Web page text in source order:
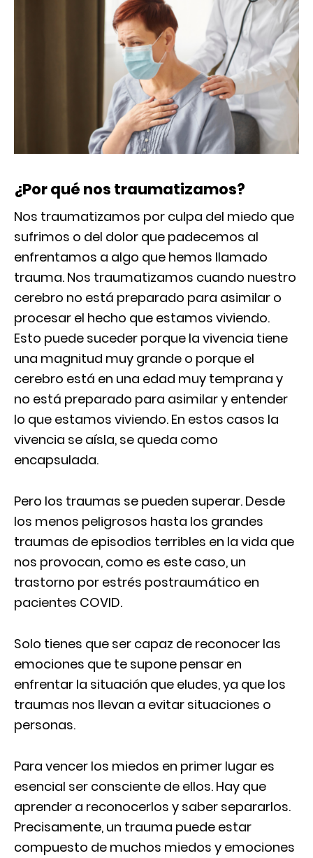
¿Por qué nos traumatizamos?
Nos traumatizamos por culpa del miedo que
sufrimos o del dolor que padecemos al
enfrentamos a algo que hemos llamado
trauma. Nos traumatizamos cuando nuestro
cerebro no está preparado para asimilar o
procesar el hecho que estamos viviendo.
Esto puede suceder porque la vivencia tiene
una magnitud muy grande o porque el
cerebro está en una edad muy temprana y
no está preparado para asimilar y entender
lo que estamos viviendo. En estos casos la
vivencia se aísla, se queda como
encapsulada.
Pero los traumas se pueden superar. Desde
los menos peligrosos hasta los grandes
traumas de episodios terribles en la vida que
nos provocan, como es este caso, un
trastorno por estrés postraumático en
pacientes COVID.
Solo tienes que ser capaz de reconocer las
emociones que te supone pensar en
enfrentar la situación que eludes, ya que los
traumas nos llevan a evitar situaciones o
personas.
Para vencer los miedos en primer lugar es
esencial ser consciente de ellos. Hay que
aprender a reconocerlos y saber separarlos.
Precisamente, un trauma puede estar
compuesto de muchos miedos y emociones